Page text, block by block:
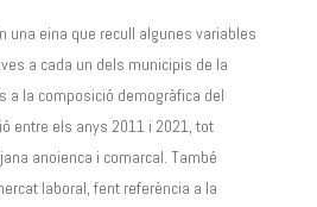
una eina que recull algunes variables
a cada un dels municipis de la
a la composició demogràfica del
entre els anys 2011 i 2021, tot
anoienca i comarcal. També
laboral, fent referència a la